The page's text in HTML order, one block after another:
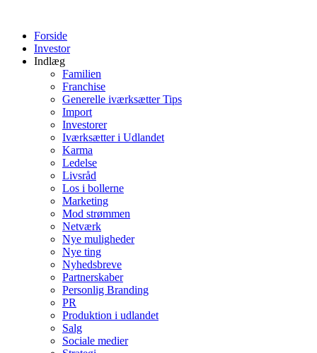
indholdForside
Investor
Indlæg
Familien
Franchise
Generelle iværksætter Tips
Import
Investorer
Iværksætter i Udlandet
Karma
Ledelse
Livsråd
Los i bollerne
Marketing
Mod strømmen
Netværk
Nye muligheder
Nye ting
Nyhedsbreve
Partnerskaber
Personlig Branding
PR
Produktion i udlandet
Salg
Sociale medier